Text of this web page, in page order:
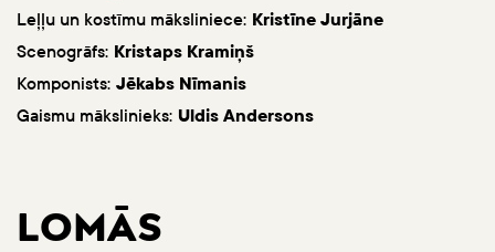
Leļļu un kostīmu māksliniece: Kristīne Jurjāne
Scenogrāfs: Kristaps Kramiņš
Komponists: Jēkabs Nīmanis
Gaismu mākslinieks: Uldis Andersons
LOMĀS